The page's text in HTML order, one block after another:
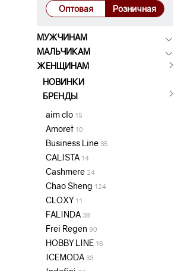
Оптовая
Розничная
МУЖЧИНАМ
МАЛЬЧИКАМ
ЖЕНЩИНАМ
НОВИНКИ
БРЕНДЫ
aim clo 15
Amoret 10
Business Line 35
CALISTA 14
Cashmere 24
Chao Sheng 124
CLOXY 11
FALINDA 38
Frei Regen 90
HOBBY LINE 16
ICEMODA 33